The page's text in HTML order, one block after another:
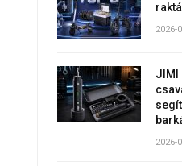
2026-
JIMI
2026-